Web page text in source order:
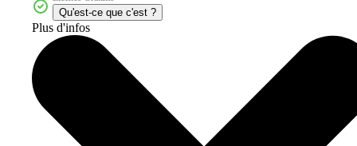
Qu'est-ce que c'est ?
Plus d'infos